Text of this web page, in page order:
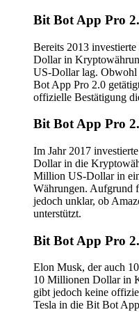
Bit Bot App Pro
Bereits 2013
Dollar in
US-Dollar lag.
Bot App Pro 2.0
offizielle Bestätigung
Bit Bot App Pro
Im Jahr 2017
Dollar in die
Million US-Dollar in
Währungen. Aufgrund
jedoch unklar, ob
unterstützt.
Bit Bot App Pro
Elon Musk, der auch
10 Millionen Dollar in
gibt jedoch keine
Tesla in die Bit Bot